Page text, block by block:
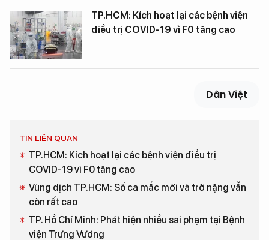
TP.HCM: Kích hoạt lại các bệnh viện
điều trị COVID-19 vì F0 tăng cao
Dân Việt
TIN LIÊN QUAN
TP.HCM: Kích hoạt lại các bệnh viện điều trị
COVID-19 vì F0 tăng cao
Vùng dịch TP.HCM: Số ca mắc mới và trở nặng vẫn
còn rất cao
TP. Hồ Chí Minh: Phát hiện nhiều sai phạm tại Bệnh
viện Trưng Vương